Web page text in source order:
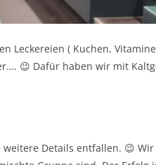
Leckereien ( Kuchen,
😉 Dafür haben wir mit
Details entfallen. 😉